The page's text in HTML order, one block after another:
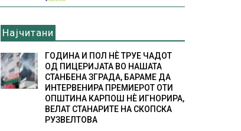
Најчитани
ГОДИНА И ПОЛ НÈ ТРУЕ ЧАДОТ
ОД ПИЦЕРИЈАТА ВО НАШАТА
СТАНБЕНА ЗГРАДА, БАРАМЕ ДА
ИНТЕРВЕНИРА ПРЕМИЕРОТ ОТИ
ОПШТИНА КАРПОШ НÈ ИГНОРИРА,
ВЕЛАТ СТАНАРИТЕ НА СКОПСКА
РУЗВЕЛТОВА